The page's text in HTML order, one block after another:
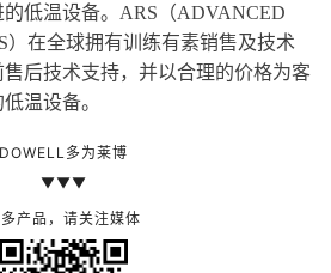
低温设备。 ARS（ADVANCED
在全球拥有训练有素销售及技术
后技术支持，并以合理的价格为客
温设备。
DOWELL多为莱博
▼▼▼
产品，请关注媒体